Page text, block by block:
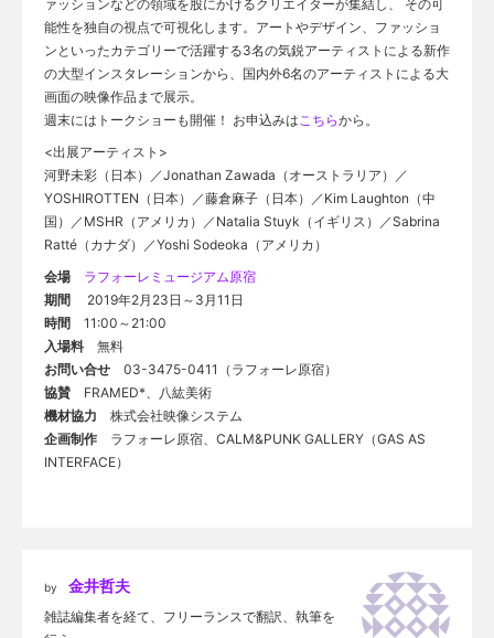
ァッションなどの領域を股にかけるクリエイターが集結し、 その可
能性を独自の視点で可視化します。アートやデザイン、ファッショ
ンといったカテゴリーで活躍する3名の気鋭アーティストによる新作
の大型インスタレーションから、国内外6名のアーティストによる大
画面の映像作品まで展示。
週末にはトークショーも開催！ お申込みはこちらから。
<出展アーティスト>
河野未彩（日本）／Jonathan Zawada（オーストラリア）／
YOSHIROTTEN（日本）／藤倉麻子（日本）／Kim Laughton（中
国）／MSHR（アメリカ）／Natalia Stuyk（イギリス）／Sabrina
Ratté（カナダ）／Yoshi Sodeoka（アメリカ）
会場
ラフォーレミュージアム原宿
期間 2019年2月23日～3月11日
時間 11:00～21:00
入場料 無料
お問い合せ 03-3475-0411（ラフォーレ原宿）
協賛 FRAMED*、八紘美術
機材協力 株式会社映像システム
企画制作 ラフォーレ原宿、CALM&PUNK GALLERY（GAS AS
INTERFACE）
by 金井哲夫
雑誌編集者を経て、フリーランスで翻訳、執筆を